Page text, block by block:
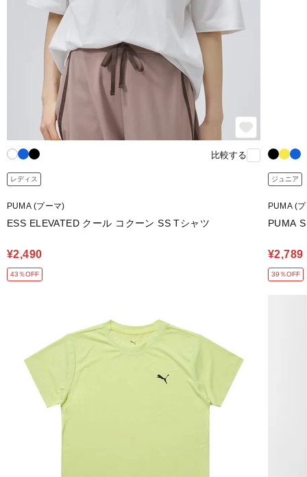
比較する
レディス
PUMA (プーマ)
ESS ELEVATED クール コクーン SS Tシャツ
¥2,490
43％OFF
ジュニア
PUMA (
PUMA
¥2,789
39％OFF